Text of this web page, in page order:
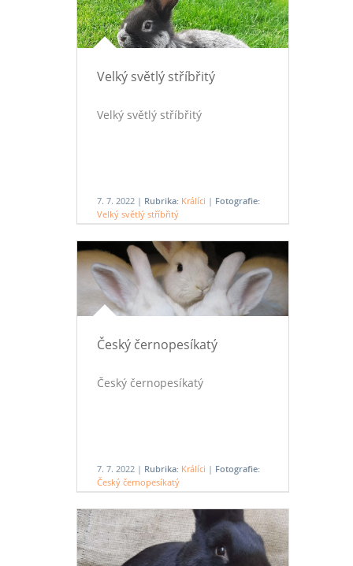
Velký světlý stříbřitý
Velký světlý stříbřitý
7. 7. 2022 | Rubrika: Králíci | Fotografie:
Velký světlý stříbřitý
Český černopesíkatý
Český černopesíkatý
7. 7. 2022 | Rubrika: Králíci | Fotografie:
Český černopesíkatý